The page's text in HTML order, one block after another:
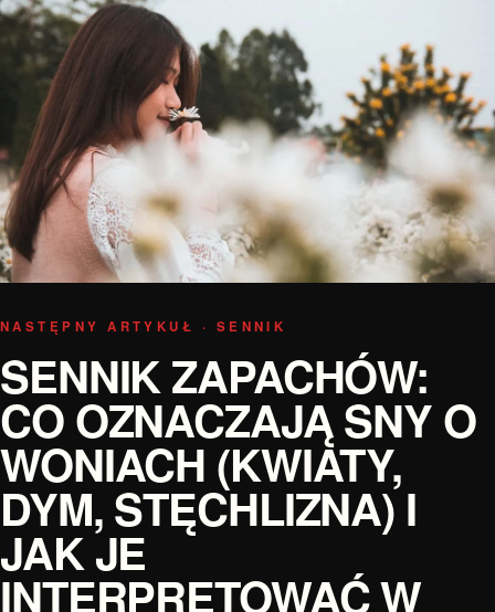
NASTĘPNY ARTYKUŁ · SENNIK
SENNIK ZAPACHÓW:
CO OZNACZAJĄ SNY O
WONIACH (KWIATY,
DYM, STĘCHLIZNA) I
JAK JE
INTERPRETOWAĆ W